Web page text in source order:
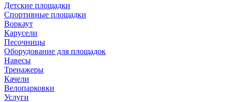
Детские площадки
Спортивные площадки
Воркаут
Карусели
Песочницы
Оборудование для площадок
Навесы
Тренажеры
Качели
Велопарковки
Услуги